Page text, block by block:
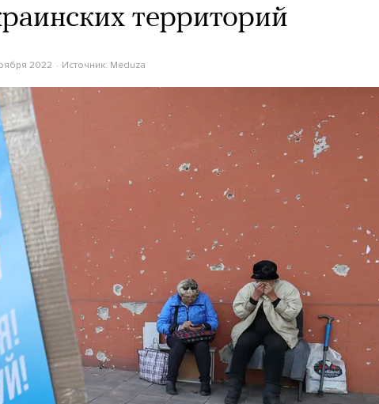
территорий
2022 Источник: Meduza